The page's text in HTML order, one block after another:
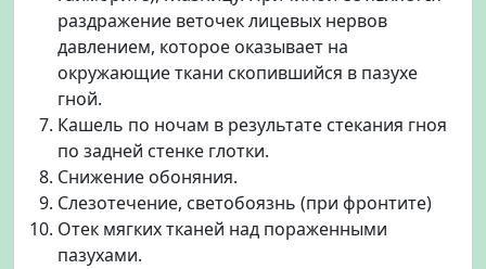
раздражение веточек лицевых нервов
давлением, которое оказывает на
окружающие ткани скопившийся в пазухе
гной.
Кашель по ночам в результате стекания гноя
по задней стенке глотки.
Снижение обоняния.
Слезотечение, светобоязнь (при фронтите)
Отек мягких тканей над пораженными
пазухами.